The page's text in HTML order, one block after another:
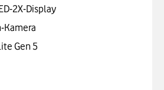
2X-Display
Kamera
Gen 5